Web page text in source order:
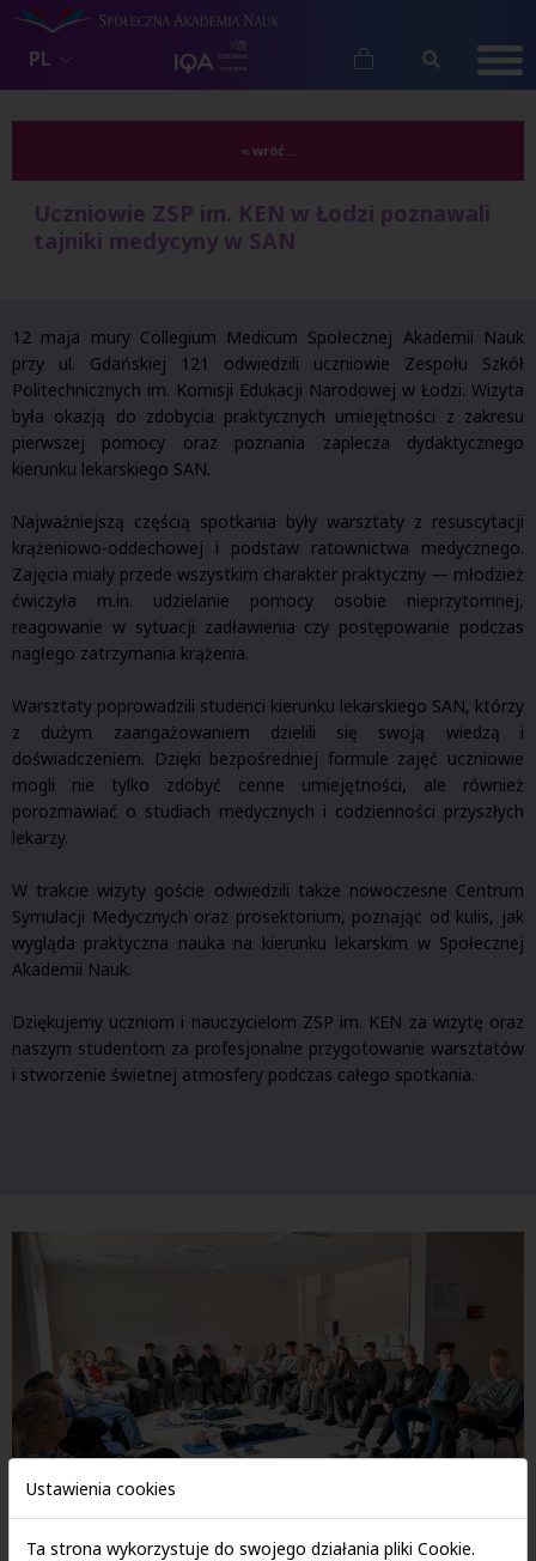
PL
« wróć...
Uczniowie ZSP im. KEN w Łodzi poznawali
tajniki medycyny w SAN
12 maja mury Collegium Medicum Społecznej Akademii Nauk
przy ul. Gdańskiej 121 odwiedzili uczniowie Zespołu Szkół
Politechnicznych im. Komisji Edukacji Narodowej w Łodzi. Wizyta
była okazją do zdobycia praktycznych umiejętności z zakresu
pierwszej pomocy oraz poznania zaplecza dydaktycznego
kierunku lekarskiego SAN.
Najważniejszą częścią spotkania były warsztaty z resuscytacji
krążeniowo-oddechowej i podstaw ratownictwa medycznego.
Zajęcia miały przede wszystkim charakter praktyczny — młodzież
ćwiczyła m.in. udzielanie pomocy osobie nieprzytomnej,
reagowanie w sytuacji zadławienia czy postępowanie podczas
nagłego zatrzymania krążenia.
Warsztaty poprowadzili studenci kierunku lekarskiego SAN, którzy
z dużym zaangażowaniem dzielili się swoją wiedzą i
doświadczeniem. Dzięki bezpośredniej formule zajęć uczniowie
mogli nie tylko zdobyć cenne umiejętności, ale również
porozmawiać o studiach medycznych i codzienności przyszłych
lekarzy.
W trakcie wizyty goście odwiedzili także nowoczesne Centrum
Symulacji Medycznych oraz prosektorium, poznając od kulis, jak
wygląda praktyczna nauka na kierunku lekarskim w Społecznej
Akademii Nauk.
Dziękujemy uczniom i nauczycielom ZSP im. KEN za wizytę oraz
naszym studentom za profesjonalne przygotowanie warsztatów
i stworzenie świetnej atmosfery podczas całego spotkania.
Ustawienia cookies
Ta strona wykorzystuje do swojego działania pliki Cookie.